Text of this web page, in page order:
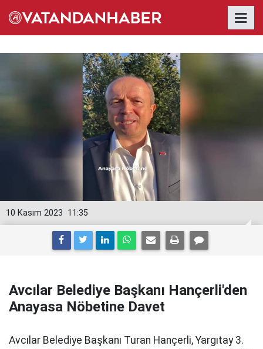
11:35
10 Kasım 2023
Avcılar Belediye Başkanı Hançerli'den
Anayasa Nöbetine Davet
Avcılar Belediye Başkanı Turan Hançerli, Yargıtay 3.